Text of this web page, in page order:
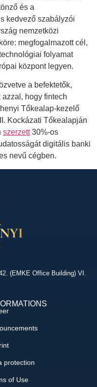
és a
kedvező szabályzói
nemzetközi
megfogalmazott cél,
folyamat
központ legyen.
a befektetők,
hogy fintech
Tőkealap-kezelő
Kockázati Tőkealapján
szerzett30%-os
digitális banki
nevű cégben.
(EMKE Office Building) VI.
protection
of Use